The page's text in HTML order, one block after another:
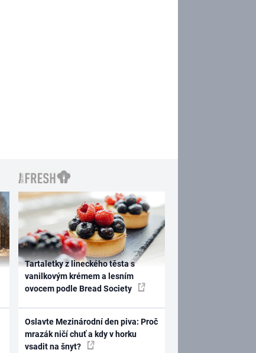
Tartaletky z lineckého těsta s
vanilkovým krémem a lesním
ovocem podle Bread Society
Oslavte Mezinárodní den piva: Proč
mrazák ničí chuť a kdy v horku
vsadit na šnyt?